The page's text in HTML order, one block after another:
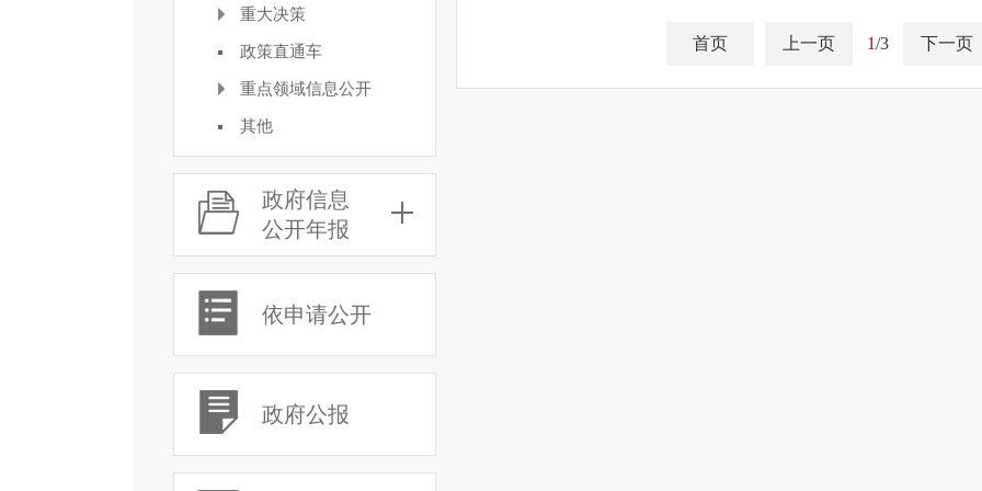
重大决策
政策直通车
重点领域信息公开
其他
政府信息
公开年报
依申请公开
政府公报
首页 上一页 1/3 下一页